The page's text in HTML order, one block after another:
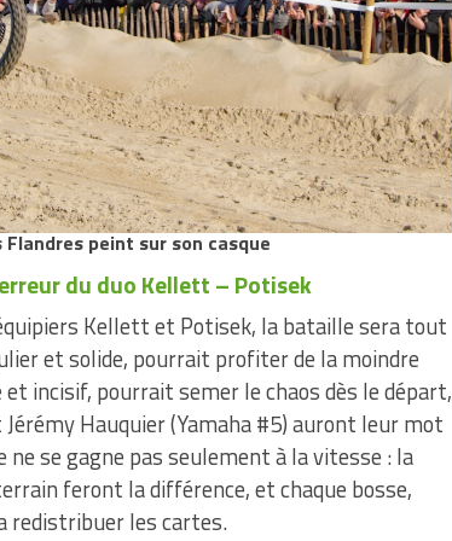
peint sur son casque
du duo Kellett – Potisek
Kellett et Potisek, la bataille sera tout
et solide, pourrait profiter de la moindre
incisif, pourrait semer le chaos dès le départ,
Hauquier (Yamaha #5) auront leur mot
ne se gagne pas seulement à la vitesse : la
feront la différence, et chaque bosse,
redistribuer les cartes.